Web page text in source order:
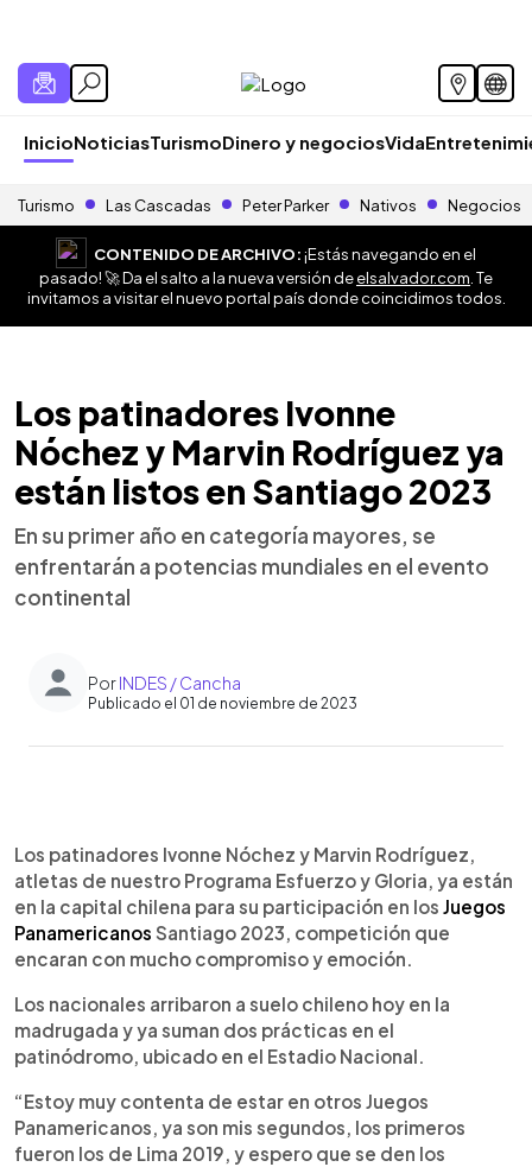
InicioNoticiasTurismoDinero y negociosVida
Turismo Las Cascadas Peter Parker Nativos Negocios
CONTENIDO DE ARCHIVO:¡Estás navegando en el
pasado! 🚀 Da el salto a la nueva versión deelsalvador.com . Te
invitamos a visitar el nuevo portal país donde coincidimos todos.
Los patinadores Ivonne
Nóchez y Marvin Rodríguez ya
están listos en Santiago 2023
En su primer año en categoría mayores, se
enfrentarán a potencias mundiales en el evento
continental
PorINDES / Cancha
Publicado el 01 de noviembre de 2023
► Escuchar artículo
Los patinadores Ivonne Nóchez y Marvin Rodríguez,
atletas de nuestro Programa Esfuerzo y Gloria, ya están
en la capital chilena para su participación en los Juegos
Panamericanos Santiago 2023, competición que
encaran con mucho compromiso y emoción.
Los nacionales arribaron a suelo chileno hoy en la
madrugada y ya suman dos prácticas en el
patinódromo, ubicado en el Estadio Nacional.
“Estoy muy contenta de estar en otros Juegos
Panamericanos, ya son mis segundos, los primeros
fueron los de Lima 2019, y espero que se den los